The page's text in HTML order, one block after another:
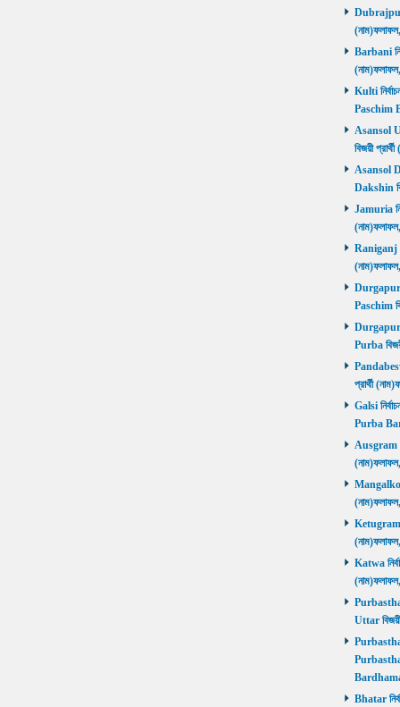
Dubrajpur
Barbani
Kulti
Paschim
Asansol
বিজয়ী
Asansol
Dakshin
Jamuria
Raniganj
Durgapur
Paschim
Durgapur
Purba
প্রার্থী
Galsi
Purba
Ausgram
Mangalkot
Ketugram
Katwa
Uttar
Bhatar